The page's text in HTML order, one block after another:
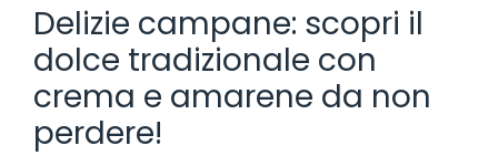
Delizie campane: scopri il
dolce tradizionale con
crema e amarene da non
perdere!